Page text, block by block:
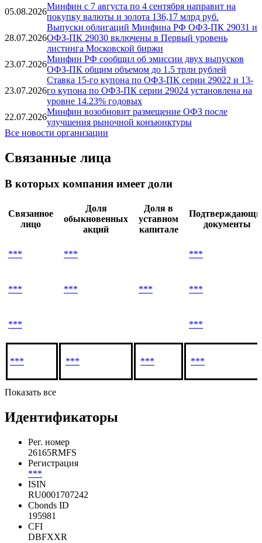
05.08.2026
Минфин с 7 августа по 4 сентября направит на
покупку валюты и золота 136,17 млрд руб.
28.07.2026
Выпуски облигаций Минфина РФ ОФЗ-ПК 29031 и
ОФЗ-ПК 29030 включены в Первый уровень
листинга Московской биржи
23.07.2026
Минфин РФ сообщил об эмиссии двух выпусков
ОФЗ-ПК общим объемом до 1.5 трлн рублей
23.07.2026
Ставка 15-го купона по ОФЗ-ПК серии 29022 и 13-
го купона по ОФЗ-ПК серии 29024 установлена на
уровне 14.23% годовых
22.07.2026
Минфин возобновит размещение ОФЗ после
улучшения рыночной конъюнктуры
Все новости организации
Связанные лица
В которых компания имеет доли
Связанное
лицо
Доля
обыкновенных
акций
Доля в
уставном
капитале
документы
*** *** ***
*** *** *** ***
*** ***
*** *** *** ***
Показать все
Идентификаторы
Рег. номер
26165RMFS
Регистрация
***
ISIN
RU0001707242
Cbonds ID
195981
CFI
DBFXXR